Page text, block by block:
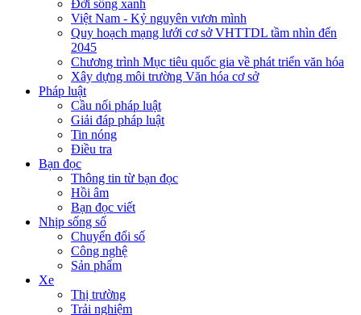
Đời sống xanh
Việt Nam - Kỷ nguyên vươn mình
Quy hoạch mạng lưới cơ sở VHTTDL tầm nhìn đến
2045
Chương trình Mục tiêu quốc gia về phát triển văn hóa
Xây dựng môi trường Văn hóa cơ sở
Pháp luật
Cầu nối pháp luật
Giải đáp pháp luật
Tin nóng
Điều tra
Bạn đọc
Thông tin từ bạn đọc
Hồi âm
Bạn đọc viết
Nhịp sống số
Chuyển đổi số
Công nghệ
Sản phẩm
Xe
Thị trường
Trải nghiệm